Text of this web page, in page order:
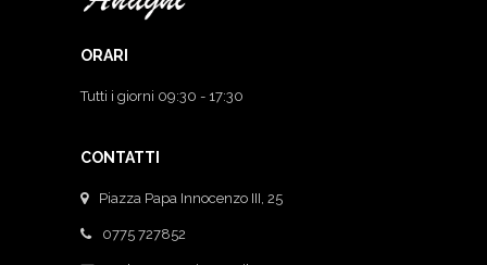
ORARI
Tutti i giorni 09:30 - 17:30
CONTATTI
Piazza Papa Innocenzo III, 25
0775 727852